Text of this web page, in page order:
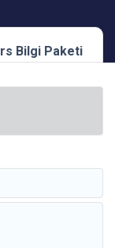
Bilgi Paketi